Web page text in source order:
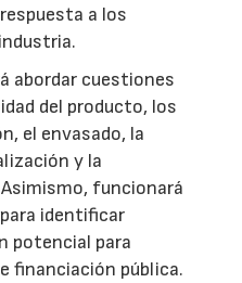
a los
abordar cuestiones
del producto, los
el envasado, la
y la
funcionará
identificar
potencial para
financiación pública.